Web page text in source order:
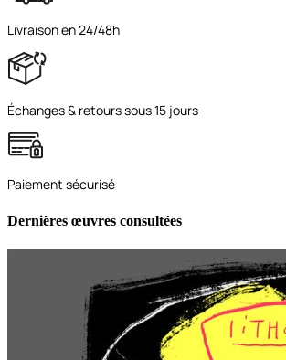
Livraison en 24/48h
Échanges & retours sous 15 jours
Paiement sécurisé
Dernières œuvres consultées